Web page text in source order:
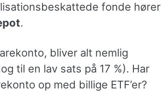
fonde hører
.
bliver alt nemlig
til en lav sats på 17 %). Har
op med billige ETF’er?